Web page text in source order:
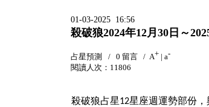
01-03-2025 16:56
殺破狼2024年12月30日～
占星預測 / 0 留言 / A+ | a-
閱讀人次：11806
殺破狼占星12星座週運勢部份，